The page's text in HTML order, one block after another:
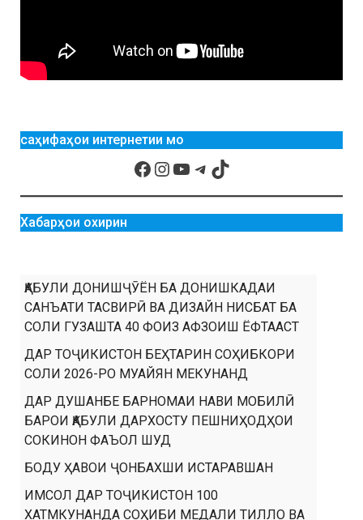
саҳифаҳои интернетии мо
Хабарҳои охирин
ҚАБУЛИ ДОНИШҶӮЁН БА ДОНИШКАДАИ
САНЪАТИ ТАСВИРӢ ВА ДИЗАЙН НИСБАТ БА
СОЛИ ГУЗАШТА 40 ФОИЗ АФЗОИШ ЁФТААСТ
ДАР ТОҶИКИСТОН БЕҲТАРИН СОҲИБКОРИ
СОЛИ 2026-РО МУАЙЯН МЕКУНАНД
ДАР ДУШАНБЕ БАРНОМАИ НАВИ МОБИЛӢ
БАРОИ ҚАБУЛИ ДАРХОСТУ ПЕШНИҲОДҲОИ
СОКИНОН ФАЪОЛ ШУД
БОДУ ҲАВОИ ҶОНБАХШИ ИСТАРАВШАН
ИМСОЛ ДАР ТОҶИКИСТОН 100
ХАТМКУНАНДА СОҲИБИ МЕДАЛИ ТИЛЛО ВА